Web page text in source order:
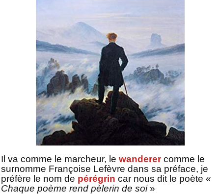
Il va comme le marcheur, le wanderercomme le
surnomme Françoise Lefèvre dans sa préface, je
préfère le nom de pérégrin car nous dit le poète «
Chaque poème rend pèlerin de soi»